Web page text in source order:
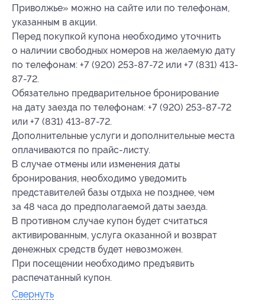
Приволжье» можно на сайте или по телефонам,
указанным в акции.
Перед покупкой купона необходимо уточнить
о наличии свободных номеров на желаемую дату
по телефонам: +7 (920) 253-87-72 или +7 (831) 413-
87-72.
Обязательно предварительное бронирование
на дату заезда по телефонам: +7 (920) 253-87-72
или +7 (831) 413-87-72.
Дополнительные услуги и дополнительные места
оплачиваются по прайс-листу.
В случае отмены или изменения даты
бронирования, необходимо уведомить
представителей базы отдыха не позднее, чем
за 48 часа до предполагаемой даты заезда.
В противном случае купон будет считаться
активированным, услуга оказанной и возврат
денежных средств будет невозможен.
При посещении необходимо предъявить
распечатанный купон.
Свернуть